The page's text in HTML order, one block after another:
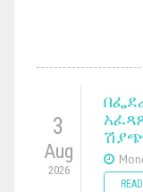
3
Aug
2026